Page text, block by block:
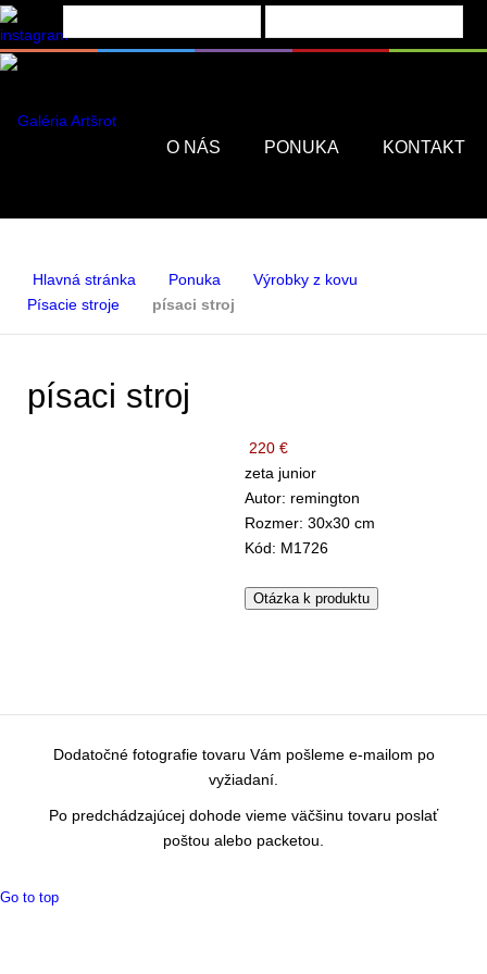
O NÁS PONUKA KONTAKT
Hlavná stránka Ponuka
Výrobky z kovu
Písacie stroje
písaci stroj
písaci stroj
220 €
zeta junior
Autor: remington
Rozmer: 30x30 cm
Kód: M1726
Otázka k produktu
Dodatočné fotografie tovaru Vám pošleme e-mailom po
vyžiadaní.
Po predchádzajúcej dohode vieme väčšinu tovaru poslať
poštou alebo packetou.
Go to top